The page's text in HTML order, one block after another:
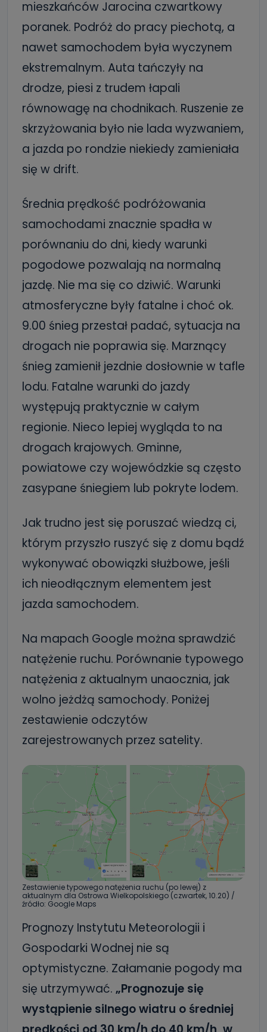
mieszkańców Jarocina czwartkowy
poranek. Podróż do pracy piechotą, a
nawet samochodem była wyczynem
ekstremalnym. Auta tańczyły na
drodze, piesi z trudem łapali
równowagę na chodnikach. Ruszenie ze
skrzyżowania było nie lada wyzwaniem,
a jazda po rondzie niekiedy zamieniała
się w drift.
Średnia prędkość podróżowania
samochodami znacznie spadła w
porównaniu do dni, kiedy warunki
pogodowe pozwalają na normalną
jazdę. Nie ma się co dziwić. Warunki
atmosferyczne były fatalne i choć ok.
9.00 śnieg przestał padać, sytuacja na
drogach nie poprawia się. Marznący
śnieg zamienił jezdnie dosłownie w tafle
lodu. Fatalne warunki do jazdy
występują praktycznie w całym
regionie. Nieco lepiej wygląda to na
drogach krajowych. Gminne,
powiatowe czy wojewódzkie są często
zasypane śniegiem lub pokryte lodem.
Jak trudno jest się poruszać wiedzą ci,
którym przyszło ruszyć się z domu bądź
wykonywać obowiązki służbowe, jeśli
ich nieodłącznym elementem jest
jazda samochodem.
Na mapach Google można sprawdzić
natężenie ruchu. Porównanie typowego
natężenia z aktualnym unaocznia, jak
wolno jeżdżą samochody. Poniżej
zestawienie odczytów
zarejestrowanych przez satelity.
Zestawienie typowego natężenia ruchu (po lewej) z
aktualnym dla Ostrowa Wielkopolskiego (czwartek, 10.20) /
źródło: Google Maps
Prognozy Instytutu Meteorologii i
Gospodarki Wodnej nie są
optymistyczne. Załamanie pogody ma
się utrzymywać. „Prognozuje się
wystąpienie silnego wiatru o średniej